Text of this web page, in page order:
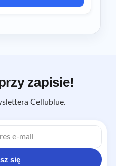
zapisie!
Cellublue.
Adres
e-
się